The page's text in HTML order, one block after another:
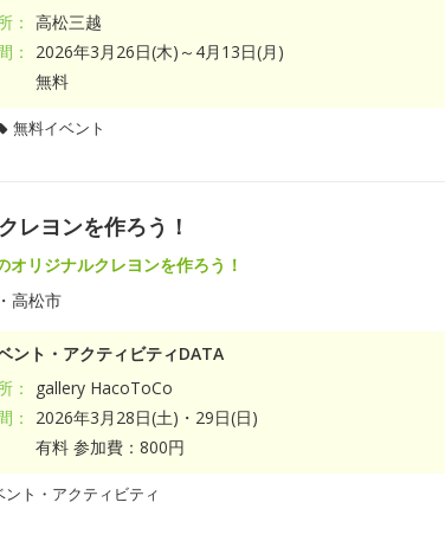
： 高松三越
：
2026年3月26日(木)～4月13日(月)
無料
無料イベント
レヨンを作ろう！
オリジナルクレヨンを作ろう！
高松市
ント・アクティビティDATA
：
gallery HacoToCo
：
2026年3月28日(土)・29日(日)
有料 参加費：800円
ント・アクティビティ